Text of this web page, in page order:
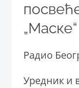
„Маске“
Радио
Уредник и